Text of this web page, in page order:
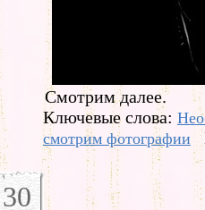
Смотрим далее.
Ключевые слова:
смотрим фотографии
30